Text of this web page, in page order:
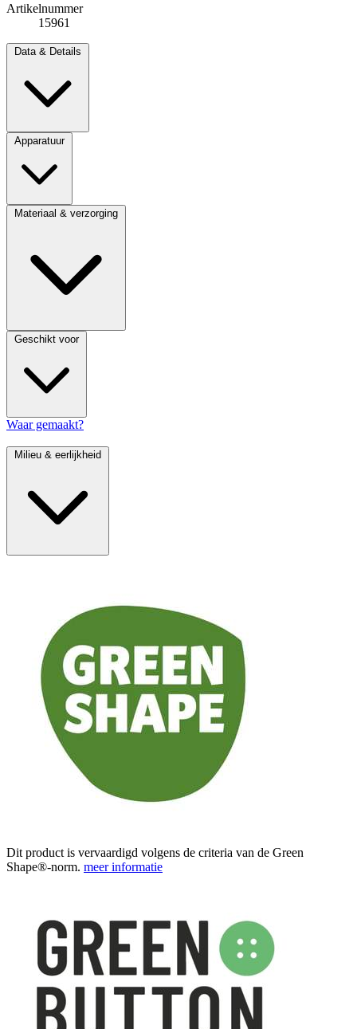
Artikelnummer
15961
Data & Details
Apparatuur
Materiaal & verzorging
Geschikt voor
Waar gemaakt?
Milieu & eerlijkheid
Dit product is vervaardigd volgens de criteria van de Green
Shape®-norm. meer informatie